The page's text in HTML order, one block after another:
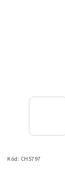
Kód: CH5797